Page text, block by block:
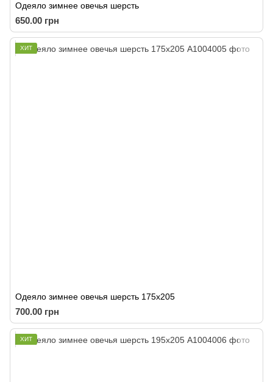
Одеяло зимнее овечья шерсть
650.00 грн
ХИТ
Одеяло зимнее овечья шерсть 175х205
700.00 грн
ХИТ